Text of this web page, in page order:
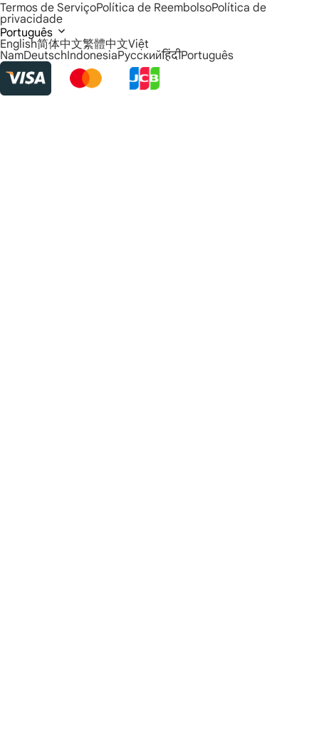
Termos de ServiçoPolítica de ReembolsoPolítica de
privacidade
Português
English简体中文繁體中文Việt
NamDeutschIndonesiaРусскийहिंदीPortuguês